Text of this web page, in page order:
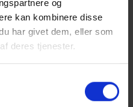
og
kan kombinere disse
har givet dem, eller som
deres tjenester.
erhvervslivet
havde
var, at